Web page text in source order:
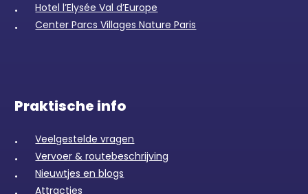
Hotel l’Elysée Val d’Europe
Center Parcs Villages Nature Paris
Praktische info
Veelgestelde vragen
Vervoer & routebeschrijving
Nieuwtjes en blogs
Attracties